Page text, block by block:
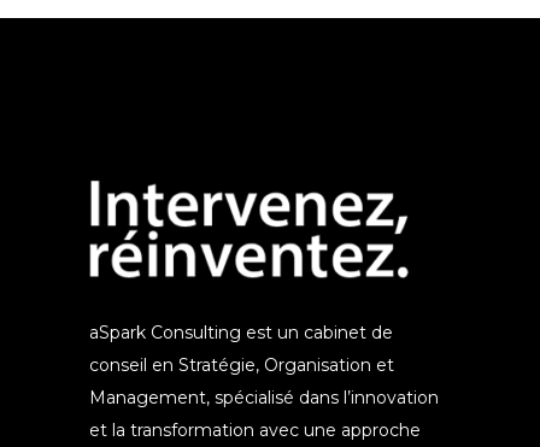
aSpark Consulting est un cabinet de
conseil en Stratégie, Organisation et
Management, spécialisé dans l’innovation
et la transformation avec une approche